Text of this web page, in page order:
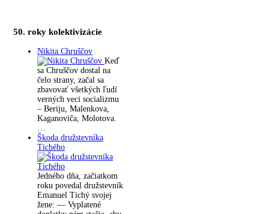
50. roky kolektivizácie
Nikita Chruščov
Keď
sa Chruščov dostal na
čelo strany, začal sa
zbavovať všetkých ľudí
verných veci socializmu
– Beriju, Malenkova,
Kaganoviča, Molotova.
Škoda družstevníka
Tichého
Jedného dňa, začiatkom
roku povedal družstevník
Emanuel Tichý svojej
žene: — Vyplatené